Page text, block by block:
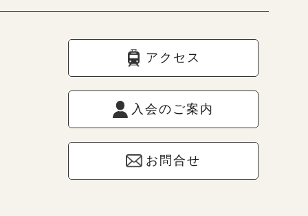
アクセス
入会のご案内
お問合せ